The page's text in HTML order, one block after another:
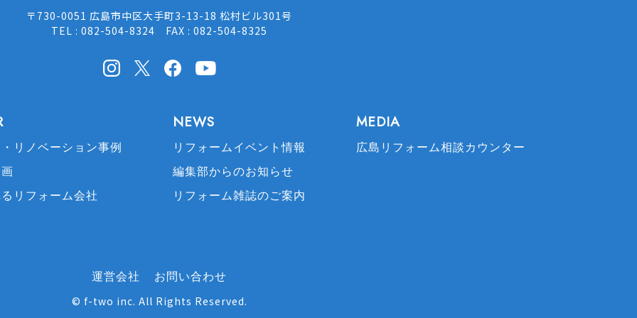
〒730-0051 広島市中区大手町3-13-18 松村ビル301号
TEL : 082-504-8324 FAX : 082-504-8325
InstagramX(Twitter)facebook
リノベーション事例
リフォーム会社
NEWS
リフォームイベント情報
編集部からのお知らせ
リフォーム雑誌のご案内
MEDIA
広島リフォーム相談カウンター
運営会社 お問い合わせ
© f-two inc. All Rights Reserved.